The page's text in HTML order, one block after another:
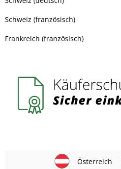
Schweiz (französisch)
Frankreich (französisch)
Österreich